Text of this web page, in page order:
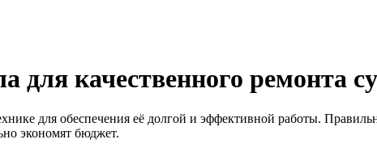
для качественного
для обеспечения её долгой и эффективной работы.
экономят бюджет.